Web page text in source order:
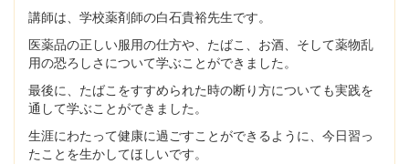
講師は、学校薬剤師の白石貴裕先生です。
医薬品の正しい服用の仕方や、たばこ、お酒、そして薬物乱
用の恐ろしさについて学ぶことができました。
最後に、たばこをすすめられた時の断り方についても実践を
通して学ぶことができました。
生涯にわたって健康に過ごすことができるように、今日習っ
たことを生かしてほしいです。